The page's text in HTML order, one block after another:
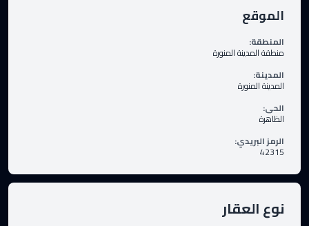
الموقع
المنطقة:
منطقة المدينة المنورة
المدينة:
المدينة المنورة
الحى:
الظاهرة
الرمز البريدي:
42315
نوع العقار